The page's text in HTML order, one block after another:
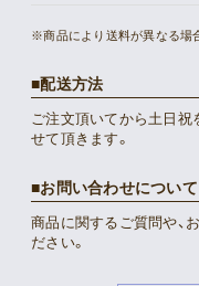
※商品により送料が異なる場
配送方法
ご注文頂いてから土日祝
せて頂きます。
お問い合わせについて
商品に関するご質問や、
ださい。